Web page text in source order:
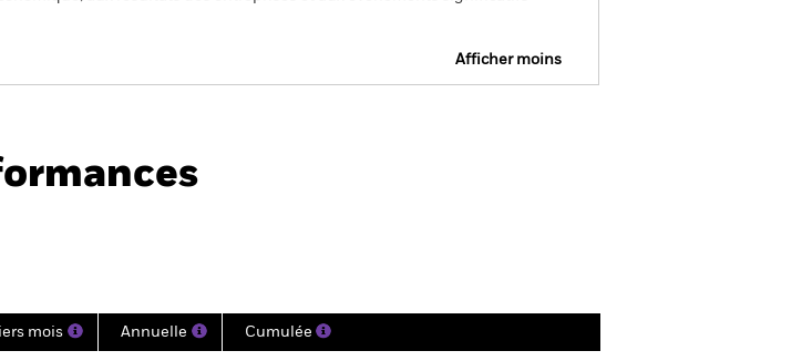
Afficher moins
06-30 00:00:00.
mois Annuelle Cumulée